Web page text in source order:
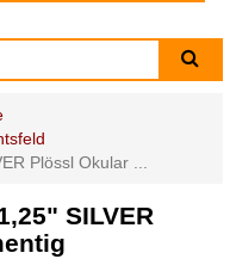
Plössl Okular ...
SILVER